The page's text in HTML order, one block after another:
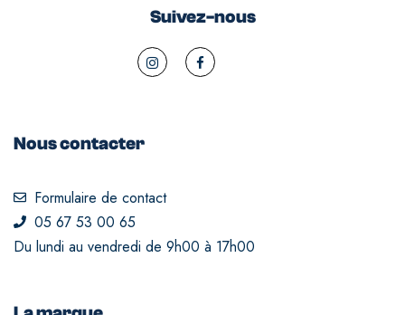
Suivez-nous
Nous contacter
Formulaire de contact
05 67 53 00 65
Du lundi au vendredi de 9h00 à 17h00